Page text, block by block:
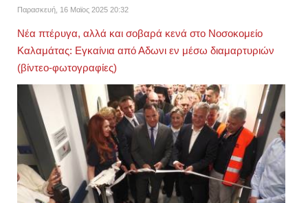
Παρασκευή, 16 Μαϊος 2025 20:32
Νέα πτέρυγα, αλλά και σοβαρά κενά στο Νοσοκομείο
Καλαμάτας: Εγκαίνια από Αδωνι εν μέσω διαμαρτυριών
(βίντεο-φωτογραφίες)